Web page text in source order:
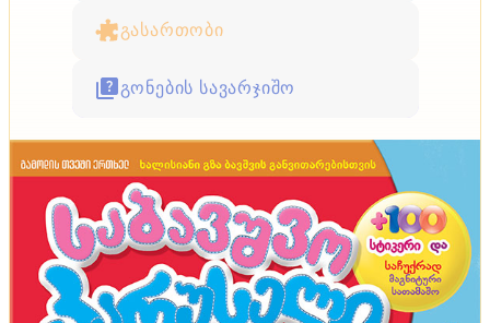
გასართობი
გონების სავარჯიშო